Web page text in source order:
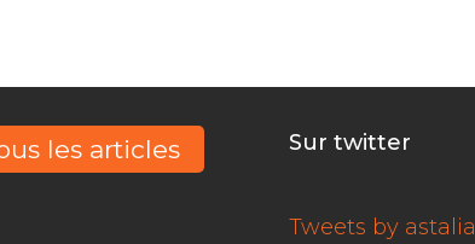
les articles Sur twitter
Tweets by astalia